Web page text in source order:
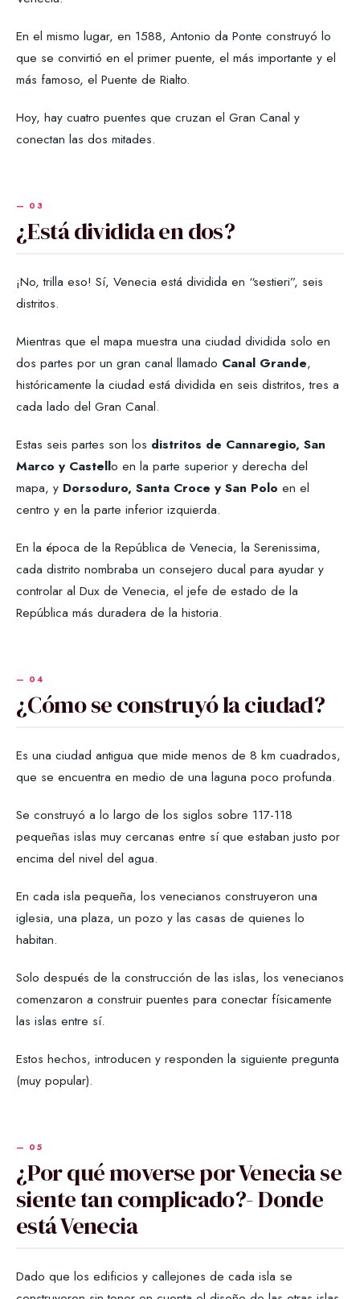
En el mismo lugar, en 1588, Antonio da Ponte construyó lo
que se convirtió en el primer puente, el más importante y el
más famoso, el Puente de Rialto.
Hoy, hay cuatro puentes que cruzan el Gran Canal y
conectan las dos mitades.
¿Está dividida en dos?
¡No, trilla eso! Sí, Venecia está dividida en “sestieri”, seis
distritos.
Mientras que el mapa muestra una ciudad dividida solo en
dos partes por un gran canal llamado Canal Grande,
históricamente la ciudad está dividida en seis distritos, tres a
cada lado del Gran Canal.
Estas seis partes son los distritos de Cannaregio, San
Marco y Castello en la parte superior y derecha del
mapa, y Dorsoduro, Santa Croce y San Polo en el
centro y en la parte inferior izquierda.
En la época de la República de Venecia, la Serenissima,
cada distrito nombraba un consejero ducal para ayudar y
controlar al Dux de Venecia, el jefe de estado de la
República más duradera de la historia.
¿Cómo se construyó la ciudad?
Es una ciudad antigua que mide menos de 8 km cuadrados,
que se encuentra en medio de una laguna poco profunda.
Se construyó a lo largo de los siglos sobre 117-118
pequeñas islas muy cercanas entre sí que estaban justo por
encima del nivel del agua.
En cada isla pequeña, los venecianos construyeron una
iglesia, una plaza, un pozo y las casas de quienes lo
habitan.
Solo después de la construcción de las islas, los venecianos
comenzaron a construir puentes para conectar físicamente
las islas entre sí.
Estos hechos, introducen y responden la siguiente pregunta
(muy popular).
¿Por qué moverse por Venecia se
siente tan complicado?- Donde
está Venecia
Dado que los edificios y callejones de cada isla se